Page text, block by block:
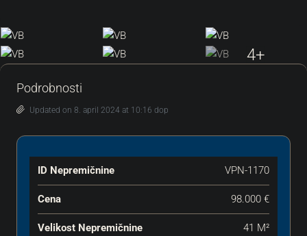
4+
Podrobnosti
Updated on 8. april 2024 at 10:16 dop
ID Nepremičnine VPN-1170
Cena 98.000 €
Velikost Nepremičnine 41 M²